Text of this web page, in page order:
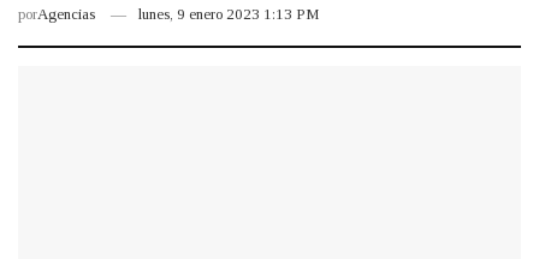
porAgencias lunes, 9 enero 2023 1:13 PM